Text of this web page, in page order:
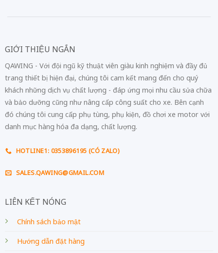
GIỚI THIỆU NGẮN
QAWING - Với đội ngũ kỹ thuật viên giàu kinh nghiệm và đầy đủ
trang thiết bị hiện đại, chúng tôi cam kết mang đến cho quý
khách những dịch vụ chất lượng - đáp ứng mọi nhu cầu sửa chữa
và bảo dưỡng cũng như nâng cấp công suất cho xe. Bên cạnh
đó chúng tôi cung cấp phụ tùng, phụ kiện, đồ chơi xe motor với
danh mục hàng hóa đa dạng, chất lượng.
HOTLINE1: 0353896195 (CÓ ZALO)
SALES.QAWING@GMAIL.COM
LIÊN KẾT NÓNG
Chính sách bảo mật
Hướng dẫn đặt hàng